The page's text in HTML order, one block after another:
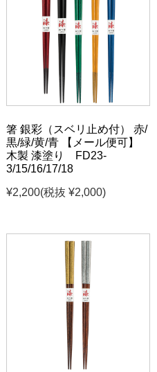
箸 銀彩（スベリ止め付） 赤/
黒/緑/黄/青 【メール便可】
木製 漆塗り FD23-
3/15/16/17/18
¥2,200(税抜 ¥2,000)